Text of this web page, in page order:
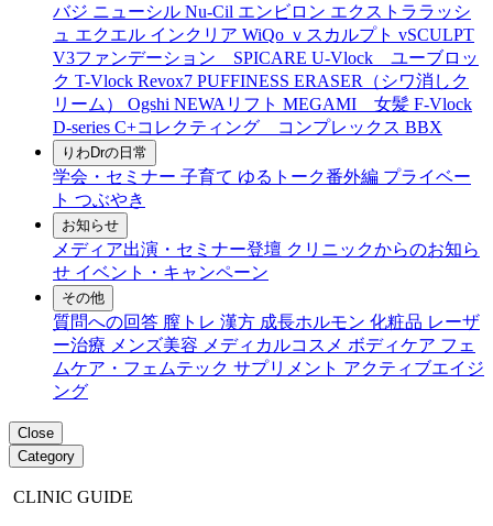
バジ ニューシル Nu-Cil エンビロン エクストララッシ
ュ エクエル インクリア WiQo ｖスカルプト vSCULPT
V3ファンデーション SPICARE U-Vlock ユーブロッ
ク T-Vlock Revox7 PUFFINESS ERASER（シワ消しク
リーム）
Ogshi NEWAリフト MEGAMI 女髪 F-Vlock
D-series C+コレクティング コンプレックス BBX
りわDrの日常
学会・セミナー 子育て ゆるトーク番外編 プライベー
ト つぶやき
お知らせ
メディア出演・セミナー登壇 クリニックからのお知ら
せ イベント・キャンペーン
その他
質問への回答 膣トレ 漢方 成長ホルモン 化粧品 レーザ
ー治療 メンズ美容 メディカルコスメ ボディケア フェ
ムケア・フェムテック サプリメント アクティブエイジ
ング
Close
Category
CLINIC GUIDE